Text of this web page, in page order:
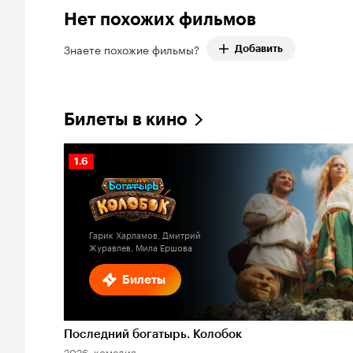
Нет похожих фильмов
Знаете похожие фильмы? Добавить
Билеты в кино
Билеты
Рейтинг
Кинопоиска
1.6
Гарик Харламов, Дмитрий
Журавлев, Мила Ершова
Последний богатырь. Колобок